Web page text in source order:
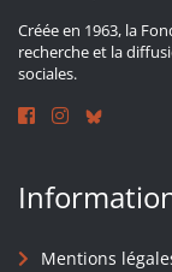
Créée en 1963, la
recherche et la
sociales.
Mentions